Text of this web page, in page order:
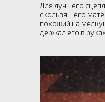
Для лучшего
скользящего
похожий на
держал его в